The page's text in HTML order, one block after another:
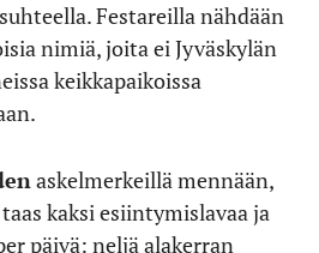
Festareilla nähdään
nimiä, joita ei Jyväskylän
keikkapaikoissa
askelmerkeillä mennään,
kaksi esiintymislavaa ja
päivä: neljä alakerran